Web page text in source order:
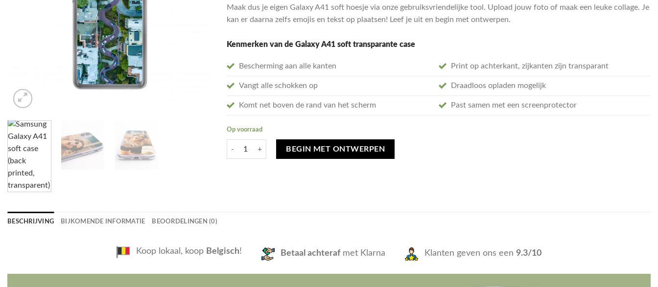
Maak dus je eigen Galaxy A41 soft hoesje via onze gebruiksvriendelijke tool. Upload jouw foto of maak een leuke collage. Je
kan er daarna zelfs emojis en tekst op plaatsen! Leef je uit en begin met ontwerpen.
Kenmerken van de Galaxy A41 soft transparante case
Bescherming aan alle kanten
Vangt alle schokken op
Komt net boven de rand van het scherm
Print op achterkant, zijkanten zijn transparant
Draadloos opladen mogelijk
Past samen met een screenprotector
Op voorraad
Ontwerp je eigen Samsung Galaxy A41 hoesje - soft transparant aantal
BEGIN MET ONTWERPEN
BESCHRIJVING BIJKOMENDE INFORMATIE BEOORDELINGEN (0)
Koop lokaal, koop Belgisch! Betaal achterafmet Klarna Klanten geven ons een9.3/10